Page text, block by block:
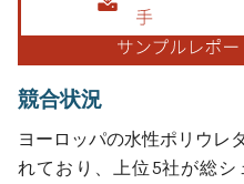
競合状況
ヨーロッパの水性ポリウレ
れており、上位5社が総シ